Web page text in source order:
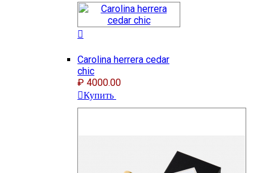
Сarolina herrera cedar
chic
₽ 4000.00
Купить